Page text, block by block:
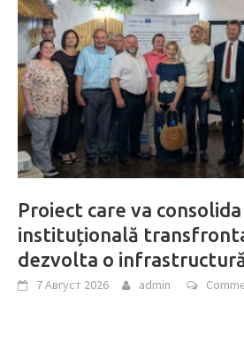
Proiect care va
instituțională
dezvolta o
7 Август 2026 admin